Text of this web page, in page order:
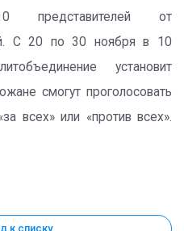
представителей от
С 20 по 30 ноября в 10
установит
смогут проголосовать
всех» или «против всех».
к списку